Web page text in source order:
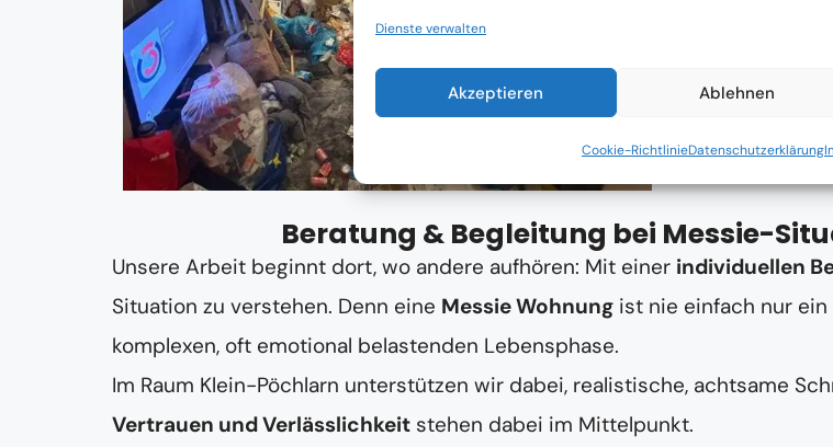
Dienste verwalten
Akzeptieren Ablehnen
Cookie-RichtlinieDatenschutzerklärung
Beratung & Begleitung bei Messie-
Unsere Arbeit beginnt dort, wo andere aufhören: Mit einer individuellen
Situation zu verstehen. Denn eine Messie Wohnung ist nie einfach nur
komplexen, oft emotional belastenden Lebensphase.
Im Raum Klein-Pöchlarn unterstützen wir dabei, realistische, achtsame
Vertrauen und Verlässlichkeit stehen dabei im Mittelpunkt.